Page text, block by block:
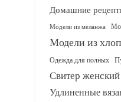
Домашние
Модели из меланжа
Модели из
Одежда для полных
Свитер женский
Удлиненные